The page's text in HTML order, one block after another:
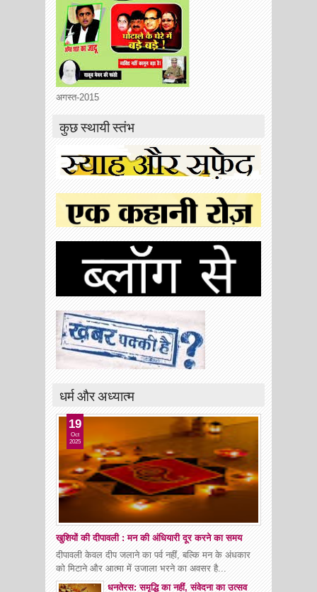
अगस्त-2015
कुछ स्थायी स्तंभ
धर्म और अध्यात्म
खुशियों की दीपावली : मन की अंधियारी दूर करने का समय
19
Oct
2025
दीपावली केवल दीप जलाने का पर्व नहीं, बल्कि मन के अंधकार
को मिटाने और आत्मा में उजाला भरने का अवसर है...
धनतेरस: समृद्धि का नहीं, संवेदना का उत्सव